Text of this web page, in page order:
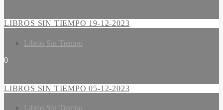
LIBROS SIN TIEMPO 19-12-2023
Libros Sin Tiempo
0
LIBROS SIN TIEMPO 05-12-2023
Libros Sin Tiempo